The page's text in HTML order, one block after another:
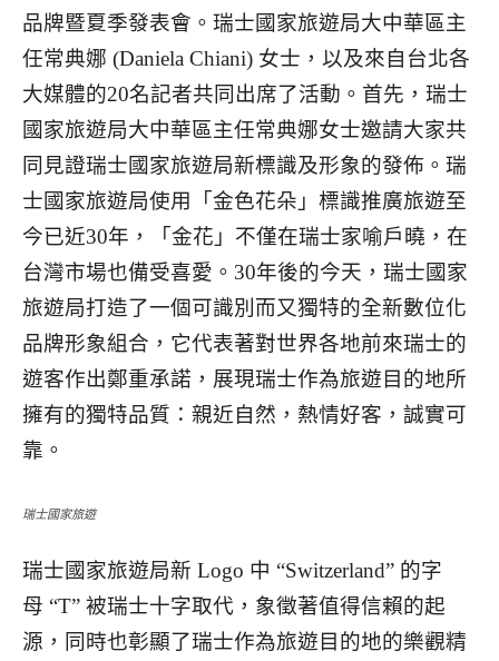
品牌暨夏季發表會。瑞士國家旅遊局大中華區主
任常典娜 (Daniela Chiani) 女士，以及來自台北各
大媒體的20名記者共同出席了活動。 首先，瑞士
國家旅遊局大中華區主任常典娜女士邀請大家共
同見證瑞士國家旅遊局新標識及形象的發佈。瑞
士國家旅遊局使用「金色花朵」標識推廣旅遊至
今已近30年，「金花」不僅在瑞士家喻戶曉，在
台灣市場也備受喜愛。30年後的今天，瑞士國家
旅遊局打造了一個可識別而又獨特的全新數位化
品牌形象組合，它代表著對世界各地前來瑞士的
遊客作出鄭重承諾，展現瑞士作為旅遊目的地所
擁有的獨特品質：親近自然，熱情好客，誠實可
靠。
瑞士國家旅遊
瑞士國家旅遊局新 Logo 中 “Switzerland” 的字
母 “T” 被瑞士十字取代，象徵著值得信賴的起
源，同時也彰顯了瑞士作為旅遊目的地的樂觀精